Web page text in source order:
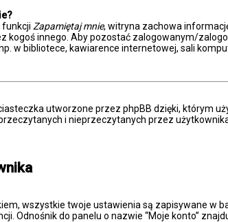
funkcji Zapamiętaj mnie, witryna zachowa
kogoś innego. Aby pozostać zalogowanym/
w bibliotece, kawiarence internetowej, sali
utworzone przez phpBB dzięki, którym
i nieprzeczytanych przez
wszystkie twoje ustawienia są zapisywane w
Odnośnik do panelu o nazwie “Moje konto”